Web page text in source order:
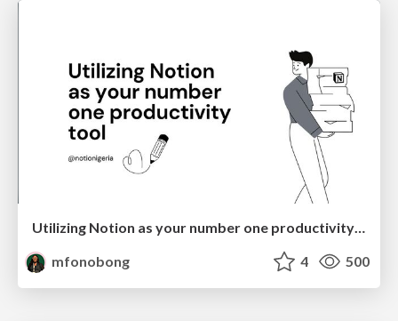
Utilizing Notion as your number one productivity tool
mfonobong
4 500